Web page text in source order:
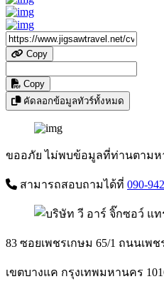
Copy
Copy
คัดลอกข้อมูลทัวร์ทั้งหมด
ขออภัย ไม่พบข้อมูลที่ท่านตามห
สามารถสอบถามได้ที่ 090-
83 ซอยเพชรเกษม 65/1 ถนนเพ
เขตบางแค กรุงเทพมหานคร